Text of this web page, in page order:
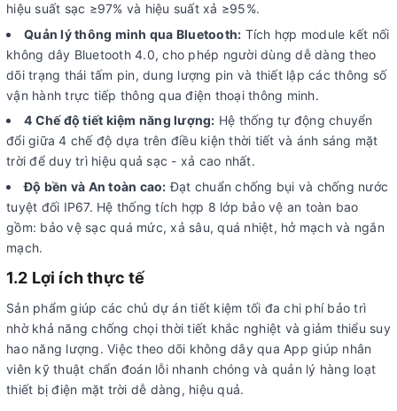
hiệu suất sạc ≥97% và hiệu suất xả ≥95%.
Quản lý thông minh qua Bluetooth: Tích hợp module kết nối
không dây Bluetooth 4.0, cho phép người dùng dễ dàng theo
dõi trạng thái tấm pin, dung lượng pin và thiết lập các thông số
vận hành trực tiếp thông qua điện thoại thông minh.
4 Chế độ tiết kiệm năng lượng: Hệ thống tự động chuyển
đổi giữa 4 chế độ dựa trên điều kiện thời tiết và ánh sáng mặt
trời để duy trì hiệu quả sạc - xả cao nhất.
Độ bền và An toàn cao: Đạt chuẩn chống bụi và chống nước
tuyệt đối IP67. Hệ thống tích hợp 8 lớp bảo vệ an toàn bao
gồm: bảo vệ sạc quá mức, xả sâu, quá nhiệt, hở mạch và ngắn
mạch.
1.2 Lợi ích thực tế
Sản phẩm giúp các chủ dự án tiết kiệm tối đa chi phí bảo trì
nhờ khả năng chống chọi thời tiết khắc nghiệt và giảm thiểu suy
hao năng lượng. Việc theo dõi không dây qua App giúp nhân
viên kỹ thuật chẩn đoán lỗi nhanh chóng và quản lý hàng loạt
thiết bị điện mặt trời dễ dàng, hiệu quả.